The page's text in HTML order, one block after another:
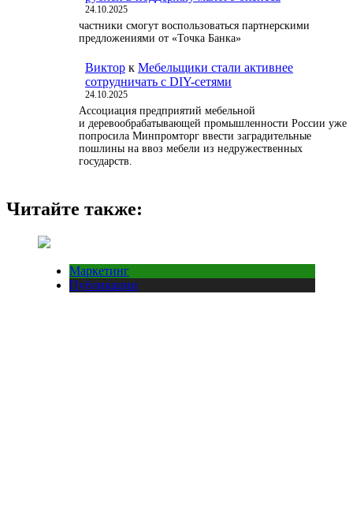
24.10.2025
частники смогут воспользоваться партнерскими
предложениями от «Точка Банка»
Виктор к Мебельщики стали активнее
сотрудничать с DIY-сетями
24.10.2025
Ассоциация предприятий мебельной
и деревообрабатывающей промышленности России уже
попросила Минпромторг ввести заградительные
пошлины на ввоз мебели из недружественных
государств.
Читайте также:
Маркетинг
Публикации